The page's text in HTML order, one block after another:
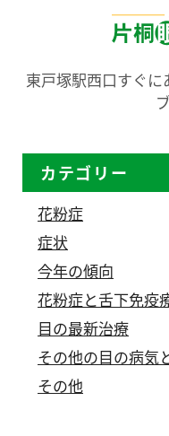
東戸塚駅西口すぐ
カテゴリー
花粉症
症状
今年の傾向
花粉症と舌下免疫
目の最新治療
その他の目の病気
その他